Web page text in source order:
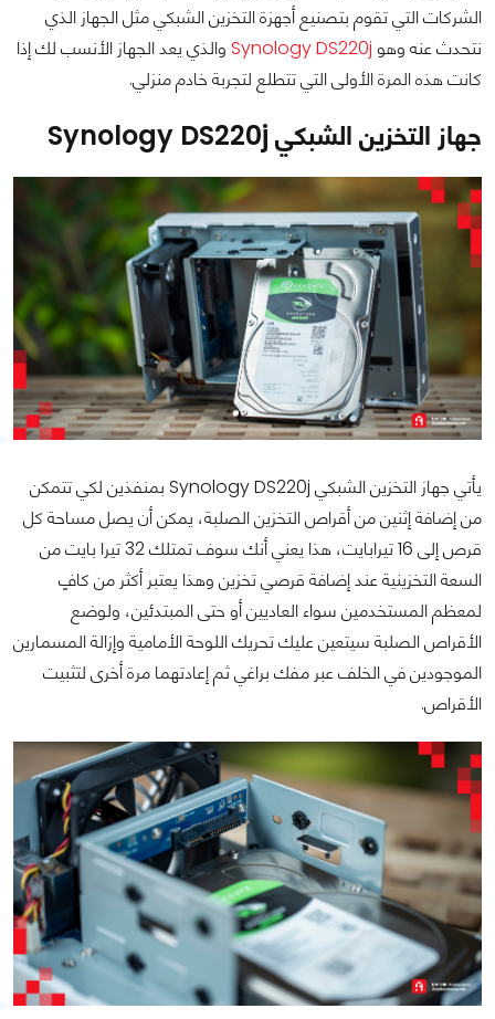
الشركات التي تقوم بتصنيع أجهزة التخزين الشبكي مثل الجهاز الذي
نتحدث عنه وهو Synology DS220j والذي يعد الجهاز الأنسب لك إذا
كانت هذه المرة الأولى التي تتطلع لتجربة خادم منزلي.
جهاز التخزين الشبكي Synology DS220j
يأتي جهاز التخزين الشبكي Synology DS220j بمنفذين لكي تتمكن
من إضافة إثنين من أقراص التخزين الصلبة، يمكن أن يصل مساحة كل
قرص إلى 16 تيرابايت، هذا يعني أنك سوف تمتلك 32 تيرا بايت من
السعة التخزينية عند إضافة قرصي تخزين وهذا يعتبر أكثر من كافٍ
لمعظم المستخدمين سواء العاديين أو حتى المبتدئين، ولوضع
الأقراص الصلبة سيتعين عليك تحريك اللوحة الأمامية وإزالة المسمارين
الموجودين في الخلف عبر مفك براغي ثم إعادتهما مرة أخرى لتثبيت
الأقراص.